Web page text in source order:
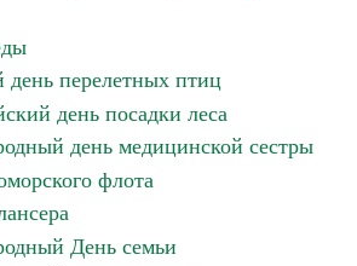
перелетных птиц
день посадки леса
день медицинской сестры
флота
День семьи